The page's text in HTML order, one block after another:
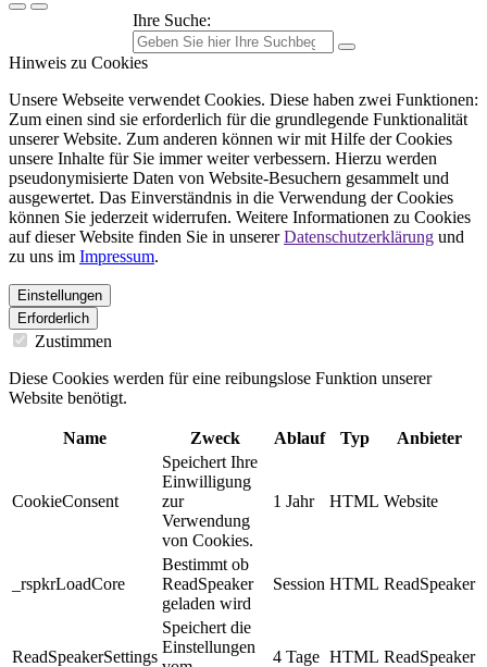
Ihre Suche:
Hinweis zu Cookies
Unsere Webseite verwendet Cookies. Diese haben zwei Funktionen:
Zum einen sind sie erforderlich für die grundlegende Funktionalität
unserer Website. Zum anderen können wir mit Hilfe der Cookies
unsere Inhalte für Sie immer weiter verbessern. Hierzu werden
pseudonymisierte Daten von Website-Besuchern gesammelt und
ausgewertet. Das Einverständnis in die Verwendung der Cookies
können Sie jederzeit widerrufen. Weitere Informationen zu Cookies
auf dieser Website finden Sie in unsererDatenschutzerklärung und
zu uns im Impressum.
Einstellungen
Erforderlich
Zustimmen
Diese Cookies werden für eine reibungslose Funktion unserer
Website benötigt.
Name Zweck Ablauf Typ Anbieter
CookieConsent
Speichert Ihre
Einwilligung
zur
Verwendung
von Cookies.
1 Jahr HTML Website
_rspkrLoadCore
Bestimmt ob
ReadSpeaker
geladen wird
Session HTML ReadSpeaker
ReadSpeakerSettings
Speichert die
Einstellungen
4 Tage HTML ReadSpeaker